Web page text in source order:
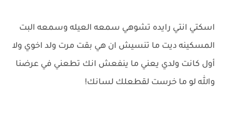
اسكتي انتي رايده تشوهي سمعه العيله وسمعه البت
المسكينه ديت ما تنسيش ان هي بقت مرت ولد اخوي ولا
أول كانت ولدي يعني ما ينفعش انك تطعني في عرضنا
والله لو ما خرست لقطعلك لسانك!